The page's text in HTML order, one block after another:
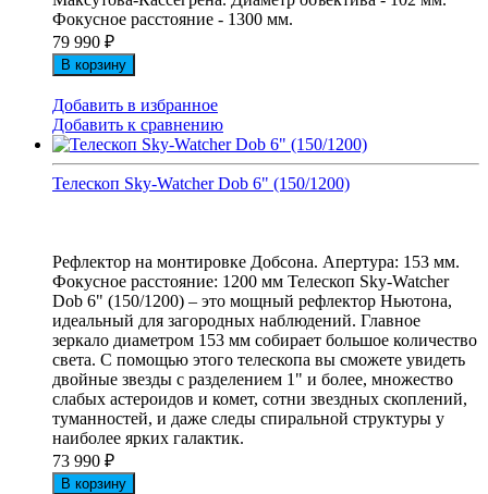
Фокусное расстояние - 1300 мм.
79 990 ₽
В корзину
Добавить в избранное
Добавить к сравнению
Телескоп Sky-Watcher Dob 6" (150/1200)
Рефлектор на монтировке Добсона. Апертура: 153 мм.
Фокусное расстояние: 1200 мм Телескоп Sky-Watcher
Dob 6" (150/1200) – это мощный рефлектор Ньютона,
идеальный для загородных наблюдений. Главное
зеркало диаметром 153 мм собирает большое количество
света. С помощью этого телескопа вы сможете увидеть
двойные звезды с разделением 1" и более, множество
слабых астероидов и комет, сотни звездных скоплений,
туманностей, и даже следы спиральной структуры у
наиболее ярких галактик.
73 990 ₽
В корзину